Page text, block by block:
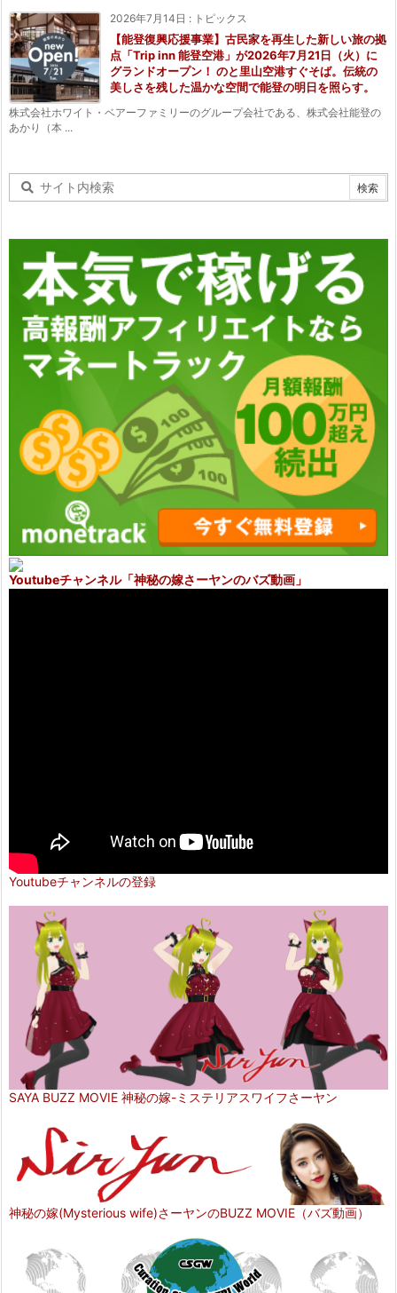
2026年7月14日 : トピックス
【能登復興応援事業】古民家を再生した新しい旅の拠
点「Trip inn 能登空港」が2026年7月21日（火）に
グランドオープン！ のと里山空港すぐそば。伝統の
美しさを残した温かな空間で能登の明日を照らす。
株式会社ホワイト・ベアーファミリーのグループ会社である、株式会社能登の
あかり（本 ...
Youtubeチャンネル「神秘の嫁さーヤンのバズ動画」
Youtubeチャンネルの登録
SAYA BUZZ MOVIE 神秘の嫁-ミステリアスワイフさーヤン
神秘の嫁(Mysterious wife)さーヤンのBUZZ MOVIE（バズ動画）